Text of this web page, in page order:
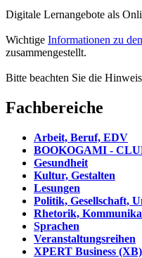
Digitale Lernangebote als
Wichtige Informationen zu
zusammengestellt.
Bitte beachten Sie die
Fachbereiche
Arbeit, Beruf, EDV
BOOKOGAMI -
Gesundheit
Kultur, Gestalten
Lesungen
Politik, Gesellschaft,
Rhetorik,
Sprachen
Veranstaltungsreihen
XPERT Business (XB)